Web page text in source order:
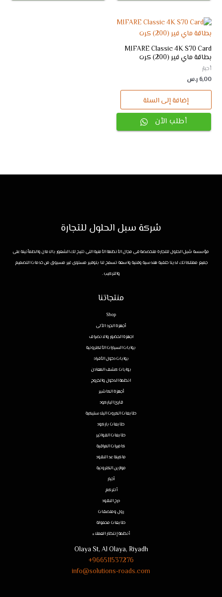
MIFARE Classic 4K S70 Card
بطاقة ماي فير (200) كرت
أحبار
6,00ر.س
إضافة إلى السلة
أطلب الأن
شركة سبل الحلول للتجارة
مؤسسة سُبل الحلول للتجارة متخصصة فى مجال الأنظمة الأمنية التى تتيح لك الشعور بالامان والطمأنينة على
جميع ممتلكاتك لدينا خلفية هندسية وفنية واسعة تسمح لنا بتوفير مستوى غير مسبوق من خدمات التصميم
والتركيب .
منتجاتنا
Shop
أجهزة الجرد الألى
اجهزة الحضور والانصراف
بوابات السيارات الألكترونية
بوابات دخول الأفراد
بوابات كشف المعادن
انظمة الدخول والخروج
أجهزة الكاشير
قارئ الباركود
طابعات الكروت البلاستيكية
طابعات باركود
طابعات الفواتير
كاميرات المراقبة
ماكينة عد النقود
موازين الكترونية
أحبار
أنتركم
درج النقود
رول وملصقات
طابعات محمولة
أنظمة إنتظار العملاء
Olaya St, Al Olaya, Riyadh
966511537276+
info@solutions-roads.com